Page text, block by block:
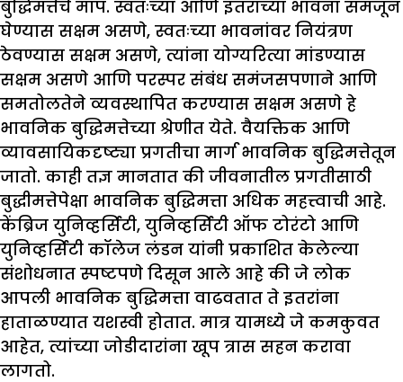
बुद्धिमत्तेचे माप. स्वतःच्या आणि इतरांच्या भावना समजून
घेण्यास सक्षम असणे, स्वतःच्या भावनांवर नियंत्रण
ठेवण्यास सक्षम असणे, त्यांना योग्यरित्या मांडण्यास
सक्षम असणे आणि परस्पर संबंध समंजसपणाने आणि
समतोलतेने व्यवस्थापित करण्यास सक्षम असणे हे
भावनिक बुद्धिमत्तेच्या श्रेणीत येते. वैयक्तिक आणि
व्यावसायिकदृष्ट्या प्रगतीचा मार्ग भावनिक बुद्धिमत्तेतून
जातो. काही तज्ञ मानतात की जीवनातील प्रगतीसाठी
बुद्धीमत्तेपेक्षा भावनिक बुद्धिमत्ता अधिक महत्त्वाची आहे.
केंब्रिज युनिव्हर्सिटी, युनिव्हर्सिटी ऑफ टोरंटो आणि
युनिव्हर्सिटी कॉलेज लंडन यांनी प्रकाशित केलेल्या
संशोधनात स्पष्टपणे दिसून आले आहे की जे लोक
आपली भावनिक बुद्धिमत्ता वाढवतात ते इतरांना
हाताळण्यात यशस्वी होतात. मात्र यामध्ये जे कमकुवत
आहेत, त्यांच्या जोडीदारांना खूप त्रास सहन करावा
लागतो.